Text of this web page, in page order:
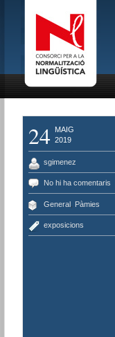
24
MAIG
2019
sgimenez
No hi ha comentaris
General, Pàmies
exposicions